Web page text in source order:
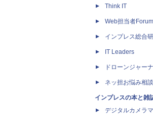
Think IT
Web担当者Forum
インプレス総合
IT Leaders
ドローンジャー
ネッ担お悩み相
インプレスの本と雑
デジタルカメラ